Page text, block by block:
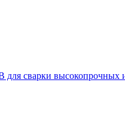
для сварки высокопрочных